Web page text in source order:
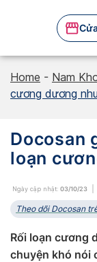
Home - Nam
cương dương
Docosan
loạn
Ngày cập nhật: 03/10/23
Theo dõi Docosan
Rối loạn cương
chuyện khó nói